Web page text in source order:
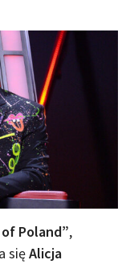
Poland”,
sięAlicja